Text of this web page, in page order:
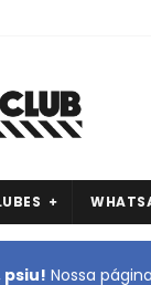
psiu! Nossa